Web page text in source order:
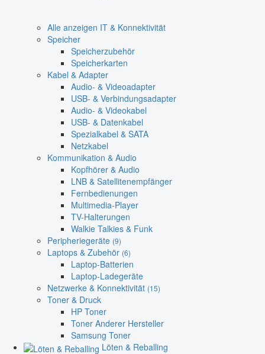
Alle anzeigen IT & Konnektivität
Speicher
Speicherzubehör
Speicherkarten
Kabel & Adapter
Audio- & Videoadapter
USB- & Verbindungsadapter
Audio- & Videokabel
USB- & Datenkabel
Spezialkabel & SATA
Netzkabel
Kommunikation & Audio
Kopfhörer & Audio
LNB & Satellitenempfänger
Fernbedienungen
Multimedia-Player
TV-Halterungen
Walkie Talkies & Funk
Peripheriegeräte (9)
Laptops & Zubehör (6)
Laptop-Batterien
Laptop-Ladegeräte
Netzwerke & Konnektivität (15)
Toner & Druck
HP Toner
Toner Anderer Hersteller
Samsung Toner
Löten & Reballing